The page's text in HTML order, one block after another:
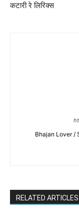
कटारी रे लिरिक्स
Bhajan Lover /
RELATED ARTICLES